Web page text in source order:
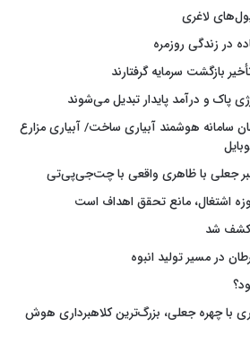
لاغری
در زندگی روزمره
بازگشت سرمایه گرفتارند
پاک و درآمد پایدار تبدیل می‌شوند
سامانه هوشمند آبیاری ساخت/ آبیاری مزارع
جعلی با ظاهری واقعی با چت‌جی‌پی‌تی
اشتغال، مانع تحقق اهداف است
کشف شد
در مسیر تولید انبوه
میلیون دلاری با چهره جعلی، بزرگ‌ترین کلاهبرداری هوش